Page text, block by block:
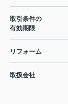
取引条件の
有効期限
リフォーム
取扱会社